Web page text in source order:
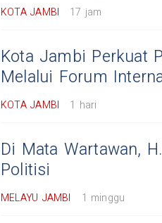
KOTA JAMBI 17 jam
Kota Jambi Perkuat
Melalui Forum
KOTA JAMBI 1 hari
Di Mata Wartawan,
Politisi
MELAYU JAMBI 1 minggu